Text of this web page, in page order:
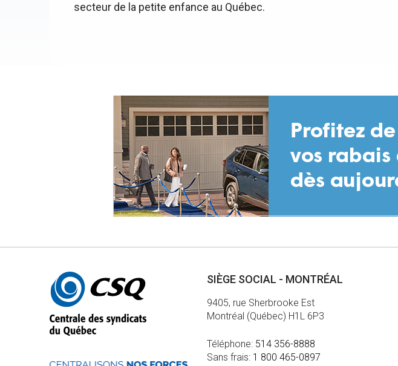
secteur de la petite enfance au Québec.
Autres
informations
SIÈGE SOCIAL - MONTRÉAL
9405, rue Sherbrooke Est
Montréal (Québec) H1L 6P3
Téléphone: 514 356-8888
Sans frais: 1 800 465-0897